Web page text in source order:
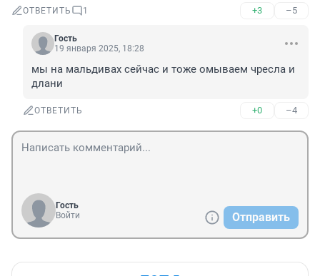
ОТВЕТИТЬ 1 +3 –5
Гость
19 января 2025, 18:28
мы на мальдивах сейчас и тоже омываем чресла и
длани
ОТВЕТИТЬ +0 –4
Гость
Войти
Отправить